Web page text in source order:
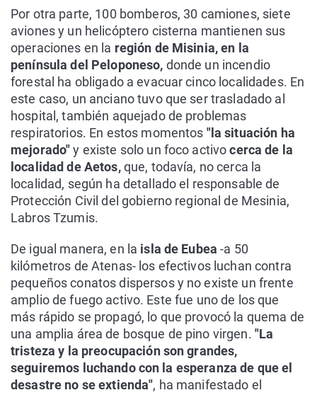
Por otra parte, 100 bomberos, 30 camiones, siete
aviones y un helicóptero cisterna mantienen sus
operaciones en la región de Misinia, en la
península del Peloponeso, donde un incendio
forestal ha obligado a evacuar cinco localidades. En
este caso, un anciano tuvo que ser trasladado al
hospital, también aquejado de problemas
respiratorios. En estos momentos "la situación ha
mejorado"y existe solo un foco activocerca de la
localidad de Aetos,que, todavía, no cerca la
localidad, según ha detallado el responsable de
Protección Civil del gobierno regional de Mesinia,
Labros Tzumis.
De igual manera, en la isla de Eubea -a 50
kilómetros de Atenas- los efectivos luchan contra
pequeños conatos dispersos y no existe un frente
amplio de fuego activo. Este fue uno de los que
más rápido se propagó, lo que provocó la quema de
una amplia área de bosque de pino virgen. "La
tristeza y la preocupación son grandes,
seguiremos luchando con la esperanza de que el
desastre no se extienda", ha manifestado el